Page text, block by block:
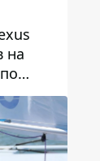
на